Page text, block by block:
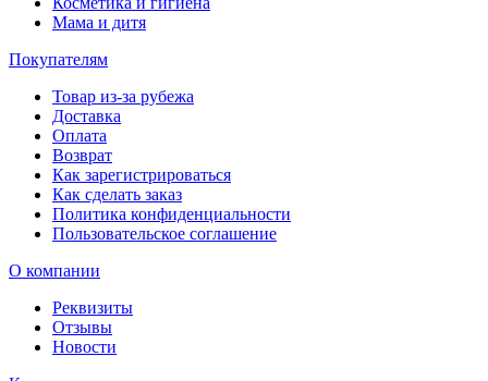
Мама и дитя
Покупателям
Товар из-за рубежа
Доставка
Оплата
Возврат
Как зарегистрироваться
Как сделать заказ
Политика конфиденциальности
Пользовательское соглашение
О компании
Реквизиты
Отзывы
Новости